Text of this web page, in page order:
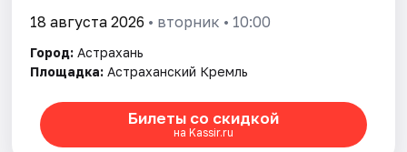
18 августа 2026 • вторник • 10:00
Город: Астрахань
Площадка: Астраханский Кремль
Билеты со скидкой
на Kassir.ru